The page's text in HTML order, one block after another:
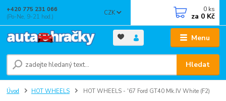
Menu
CZK
Hledat
+420 775 231 066
(Po-Ne, 9-21 hod.)
0 ks
za 0 Kč
Úvod HOT WHEELS HOT WHEELS - '67 Ford GT40 Mk.IV White (F2)